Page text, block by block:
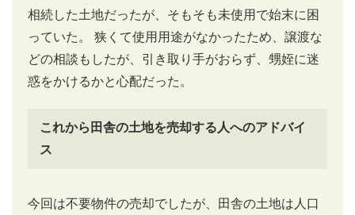
相続した土地だったが、そもそも未使用で始末に困
っていた。 狭くて使用用途がなかったため、譲渡な
どの相談もしたが、引き取り手がおらず、甥姪に迷
惑をかけるかと心配だった。
これから田舎の土地を売却する人へのアドバイ
ス
今回は不要物件の売却でしたが、田舎の土地は人口